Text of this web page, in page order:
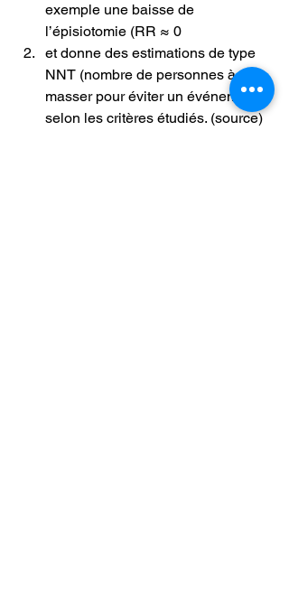
exemple une baisse de
l’épisiotomie (RR ≈ 0
et donne des estimations de type
NNT (nombre de personnes à
masser pour éviter un événement)
selon les critères étudiés. (source)